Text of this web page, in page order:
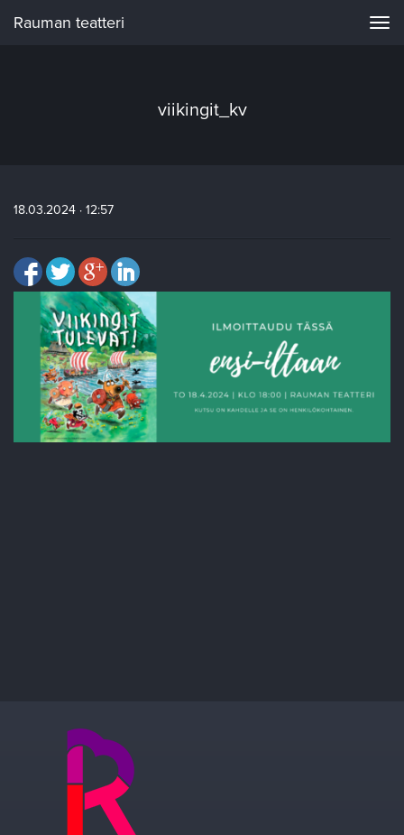
Rauman teatteri
viikingit_kv
18.03.2024 · 12:57